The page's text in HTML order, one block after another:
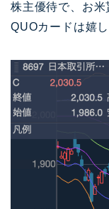
株主優待で、お
QUOカードは嬉